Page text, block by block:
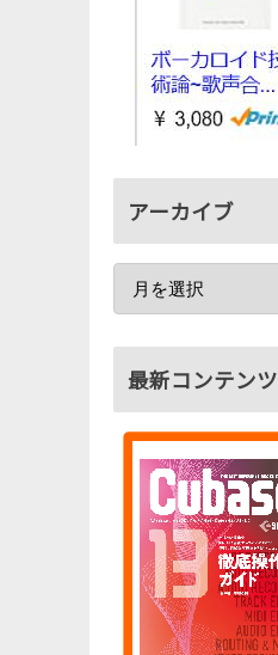
アーカイブ
最新コンテンツ